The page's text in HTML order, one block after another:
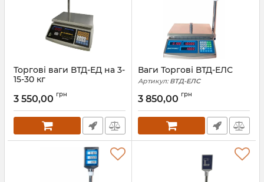
Торгові ваги ВТД-ЕД на 3-
15-30 кг
3 550,00 грн
Ваги Торгові ВТД-ЕЛС
Артикул: ВТД-ЕЛС
3 850,00 грн